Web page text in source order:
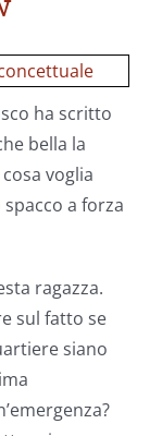
ha scritto
bella la
voglia
a forza
ragazza.
sul fatto se
siano